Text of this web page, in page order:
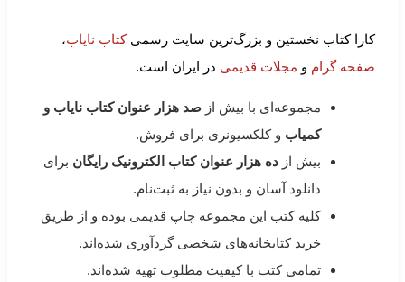
کارا کتاب نخستین و بزرگ‌ترین سایت رسمیکتاب نایاب،
صفحه گرام و مجلات قدیمی در ایران است.
مجموعه‌ای با بیش از صد هزار عنوان کتاب نایاب و
کمیاب و کلکسیونری برای فروش.
بیش از ده هزار عنوان کتاب الکترونیک رایگان برای
دانلود آسان و بدون نیاز به ثبت‌نام.
کلیه کتب این مجموعه چاپ قدیمی بوده و از طریق
خرید کتابخانه‌های شخصی گردآوری شده‌اند.
تمامی کتب با کیفیت مطلوب تهیه شده‌اند.